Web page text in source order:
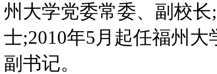
州大学党委常委、副校
士;2010年5月起任福州
副书记。